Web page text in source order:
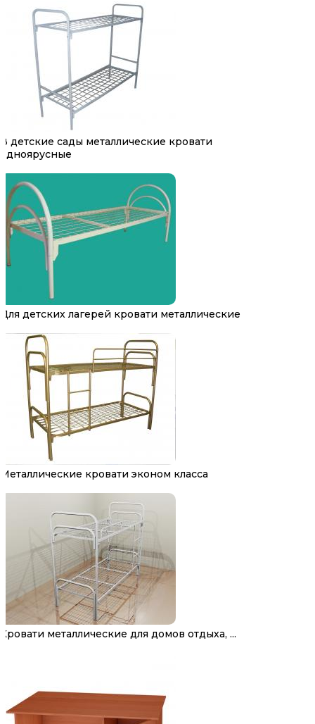
В детские сады металлические кровати
одноярусные
Для детских лагерей кровати металлические
Металлические кровати эконом класса
Кровати металлические для домов отдыха, ...